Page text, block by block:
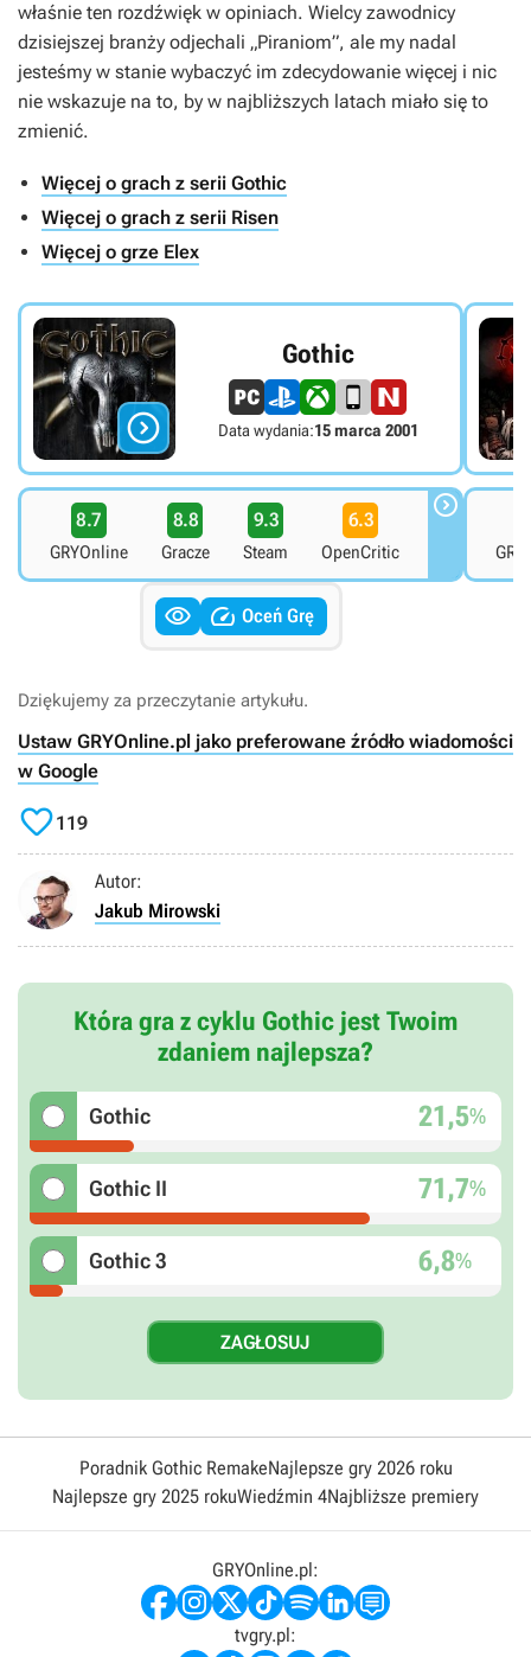
właśnie ten rozdźwięk w opiniach. Wielcy zawodnicy
dzisiejszej branży odjechali „Piraniom”, ale my nadal
jesteśmy w stanie wybaczyć im zdecydowanie więcej i nic
nie wskazuje na to, by w najbliższych latach miało się to
zmienić.
Więcej o grach z serii Gothic
Więcej o grach z serii Risen
Więcej o grze Elex

Gothic
Data wydania:15 marca 2001
8.7
GRYOnline
8.8
Gracze
9.3
Steam
6.3
OpenCritic

  Oceń Grę
Dziękujemy za przeczytanie artykułu.
Ustaw GRYOnline.pl jako preferowane źródło wiadomości
w Google
119
Autor:
Jakub Mirowski
Która gra z cyklu Gothic jest Twoim
zdaniem najlepsza?
Gothic 21,5%
Gothic II 71,7%
Gothic 3 6,8%
Poradnik Gothic RemakeNajlepsze gry 2026 roku
Najlepsze gry 2025 rokuWiedźmin 4Najbliższe premiery
GRYOnline.pl:
tvgry.pl: